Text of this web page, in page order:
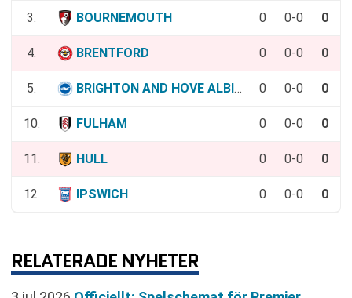
3. BOURNEMOUTH 0 0-0 0
4. BRENTFORD 0 0-0 0
5. BRIGHTON AND HOVE ALBION 0 0-0 0
10. FULHAM 0 0-0 0
11. HULL 0 0-0 0
12. IPSWICH 0 0-0 0
RELATERADE NYHETER